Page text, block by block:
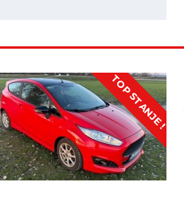
TOP STANJE !